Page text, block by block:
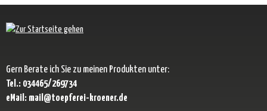
Gern Berate ich Sie zu meinen Produkten unter:
Tel.: 034465/269734
eMail: mail@toepferei-kroener.de